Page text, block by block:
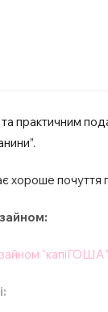
практичним
хороше
“капіГОША”